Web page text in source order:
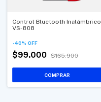
Control Bluetooth Inalámbrico
VS-808
-40% OFF
$99.000 $165.900